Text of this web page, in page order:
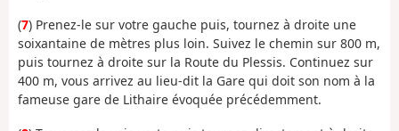
(7) Prenez-le sur votre gauche puis, tournez à droite une
soixantaine de mètres plus loin. Suivez le chemin sur 800 m,
puis tournez à droite sur la Route du Plessis. Continuez sur
400 m, vous arrivez au lieu-dit la Gare qui doit son nom à la
fameuse gare de Lithaire évoquée précédemment.